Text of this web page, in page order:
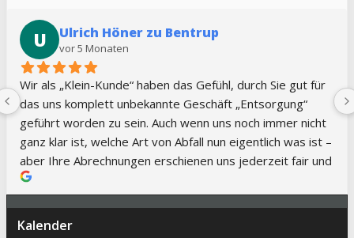
J Jennifer Kilian
vor 5 Monaten
Sehr guter Service, immer kurzfristig und flexibel. Vielen
Dank!
Kalender